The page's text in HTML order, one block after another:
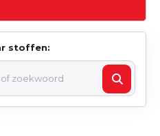
stoffen: